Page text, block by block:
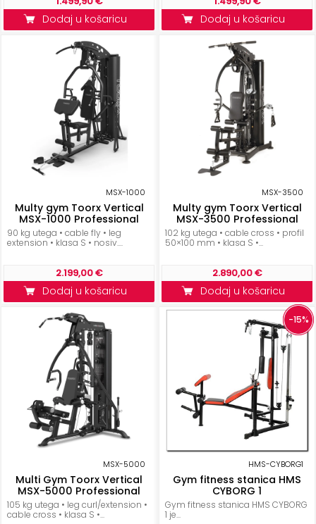
Dodaj u košaricu Dodaj u košaricu
MSX-1000
Multy gym Toorx Vertical
MSX-1000 Professional
90 kg utega • cable fly • leg
extension • klasa S • nosiv....
2.199,00 €
Dodaj u košaricu
MSX-3500
Multy gym Toorx Vertical
MSX-3500 Professional
102 kg utega • cable cross • profil
50×100 mm • klasa S •...
2.890,00 €
Dodaj u košaricu
MSX-5000
Multi Gym Toorx Vertical
MSX-5000 Professional
105 kg utega • leg curl/extension •
cable cross • klasa S •...
-15%
HMS-CYBORG1
Gym fitness stanica HMS
CYBORG 1
Gym fitness stanica HMS CYBORG
1 je...